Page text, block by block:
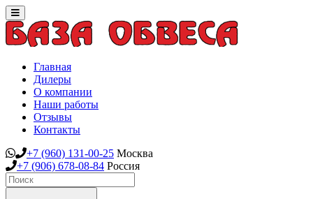
Toggle
navigation
Главная
Дилеры
О компании
Наши работы
Отзывы
Контакты
+7 (960) 131-00-25 Москва
+7 (906) 678-08-84 Россия